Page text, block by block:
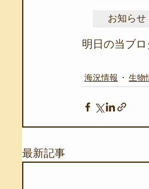
お知らせ
明日の当ブロ
海況情報 生物
最新記事